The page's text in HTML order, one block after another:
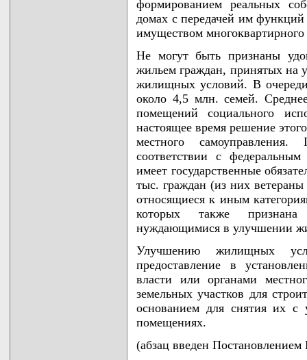
формированием реальных
домах с передачей им
имуществом
Не могут быть признаны
жильем граждан, принятых на
жилищных условий. В
около 4,5 млн. семей.
помещений социального
настоящее время решение
местного
соответствии с
имеет государственные
тыс. граждан (из них
относящиеся к иным
которых также признана
нуждающимися в улучшении
Улучшению жилищных
предоставление в
власти или органами
земельных участков для
основанием для снятия их
помещениях.
(абзац введен